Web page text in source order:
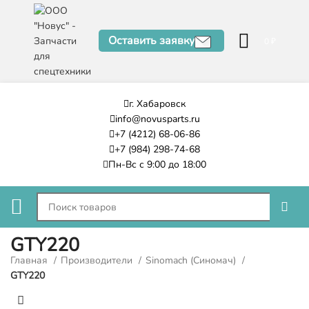
Оставить заявку
г. Хабаровск
info@novusparts.ru
+7 (4212) 68-06-86
+7 (984) 298-74-68
Пн-Вс с 9:00 до 18:00
GTY220
Главная Производители
Sinomach (Синомач)
GTY220